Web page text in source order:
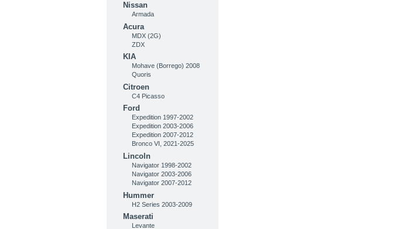
Nissan
Armada
Acura
MDX (2G)
ZDX
KIA
Mohave (Borrego) 2008
Quoris
Citroen
C4 Picasso
Ford
Expedition 1997-2002
Expedition 2003-2006
Expedition 2007-2012
Bronco VI, 2021-2025
Lincoln
Navigator 1998-2002
Navigator 2003-2006
Navigator 2007-2012
Hummer
H2 Series 2003-2009
Maserati
Levante